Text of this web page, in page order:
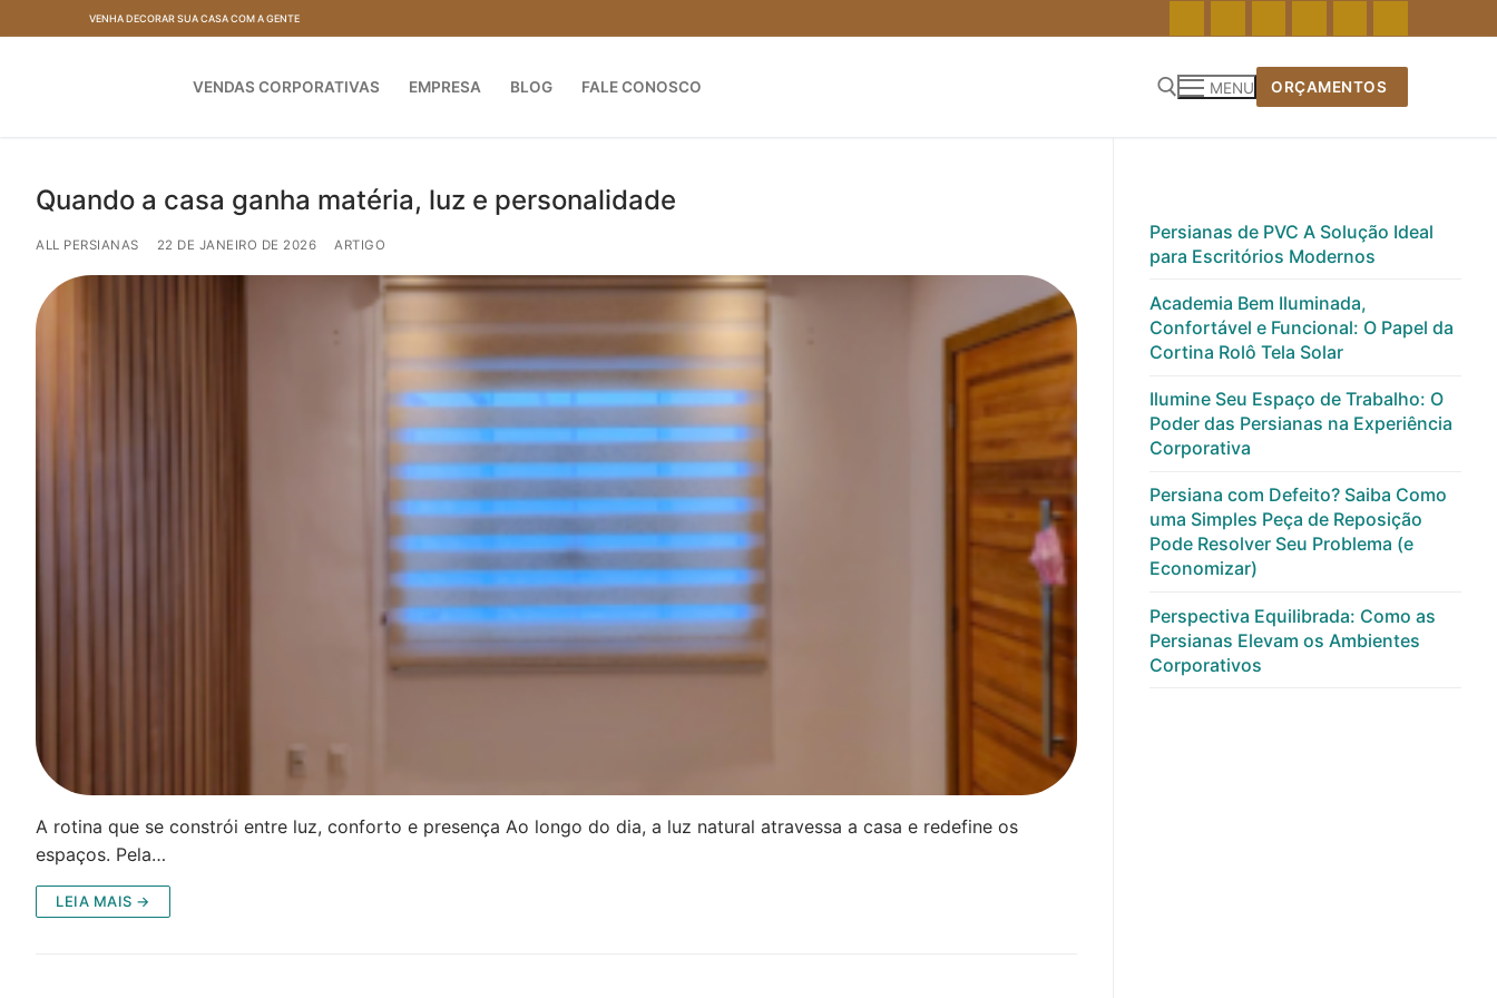
para
VENHA DECORAR SUA CASA COM A GENTE
VENDAS CORPORATIVAS EMPRESA BLOG FALE CONOSCO MENU ORÇAMENTOS
Quando a casa ganha matéria, luz e personalidade
ALL PERSIANAS 22 DE JANEIRO DE 2026 ARTIGO
A rotina que se constrói entre luz, conforto e presença Ao longo do dia, a luz natural atravessa a casa e redefine os
espaços. Pela…
LEIA MAIS →
Persianas de PVC A Solução Ideal
para Escritórios Modernos
Academia Bem Iluminada,
Confortável e Funcional: O Papel da
Cortina Rolô Tela Solar
Ilumine Seu Espaço de Trabalho: O
Poder das Persianas na Experiência
Corporativa
Persiana com Defeito? Saiba Como
uma Simples Peça de Reposição
Pode Resolver Seu Problema (e
Economizar)
Perspectiva Equilibrada: Como as
Persianas Elevam os Ambientes
Corporativos